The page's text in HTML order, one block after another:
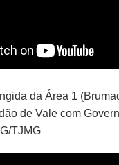
da Área 1
de Vale com
TJMG